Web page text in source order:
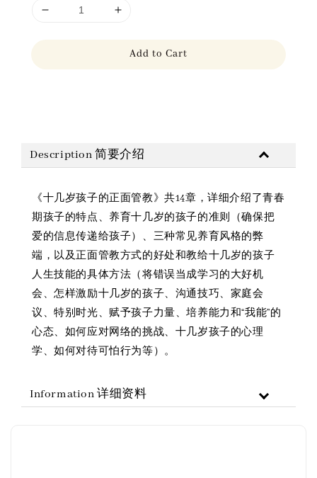
Add to Cart
Description 简要介绍
《十几岁孩子的正面管教》共14章，详细介绍了青春
期孩子的特点、养育十几岁的孩子的准则（确保把
爱的信息传递给孩子）、三种常见养育风格的弊
端，以及正面管教方式的好处和教给十几岁的孩子
人生技能的具体方法（将错误当成学习的大好机
会、怎样激励十几岁的孩子、沟通技巧、家庭会
议、特别时光、赋予孩子力量、培养能力和“我能”的
心态、如何应对网络的挑战、十几岁孩子的心理
学、如何对待可怕行为等）。
Information 详细资料